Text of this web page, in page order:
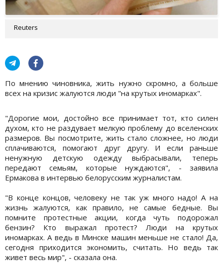
Reuters
По мнению чиновника, жить нужно скромно, а больше
всех на кризис жалуются люди "на крутых иномарках".
"Дорогие мои, достойно все принимает тот, кто силен
духом, кто не раздувает мелкую проблему до вселенских
размеров. Вы посмотрите, жить стало сложнее, но люди
сплачиваются, помогают друг другу. И если раньше
ненужную детскую одежду выбрасывали, теперь
передают семьям, которые нуждаются", - заявила
Ермакова в интервью белорусским журналистам.
"В конце концов, человеку не так уж много надо! А на
жизнь жалуются, как правило, не самые бедные. Вы
помните протестные акции, когда чуть подорожал
бензин? Кто выражал протест? Люди на крутых
иномарках. А ведь в Минске машин меньше не стало! Да,
сегодня приходится экономить, считать. Но ведь так
живет весь мир", - сказала она.